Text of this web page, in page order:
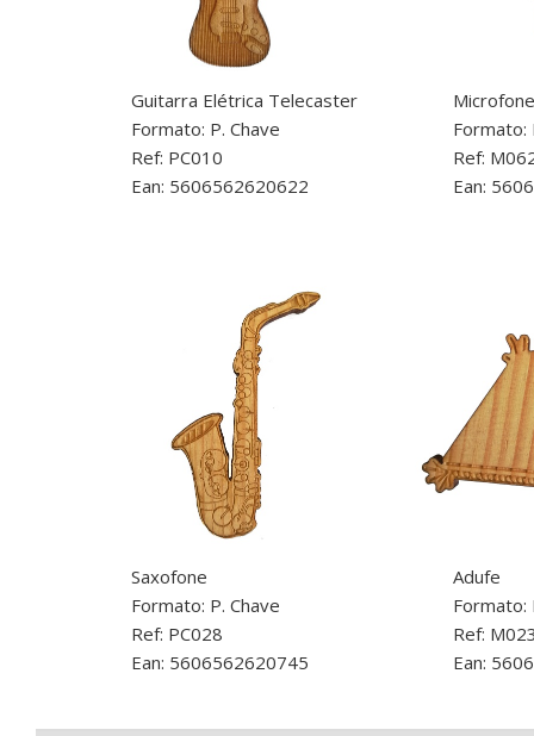
Saxofone
Formato: P. Chave
Ref: PC028
Ean: 5606562620745
Adufe
Formato:
Ref:
Ean:
Microfone
Formato:
Ref:
Ean:
Guitarra Elétrica Telecaster
Formato: P. Chave
Ref: PC010
Ean: 5606562620622